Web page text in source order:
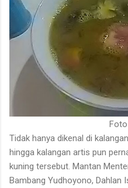
Tidak hanya dikenal di
hingga kalangan artis pun
kuning tersebut. Mantan
Bambang Yudhoyono, Dahlan